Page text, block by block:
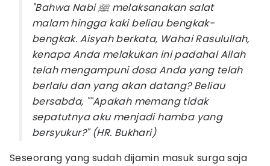
"Bahwa Nabi ﷺ melaksanakan salat
malam hingga kaki beliau bengkak-
bengkak. Aisyah berkata, Wahai Rasulullah,
kenapa Anda melakukan ini padahal Allah
telah mengampuni dosa Anda yang telah
berlalu dan yang akan datang? Beliau
bersabda, ""Apakah memang tidak
sepatutnya aku menjadi hamba yang
bersyukur?" (HR. Bukhari)
Seseorang yang sudah dijamin masuk surga saja